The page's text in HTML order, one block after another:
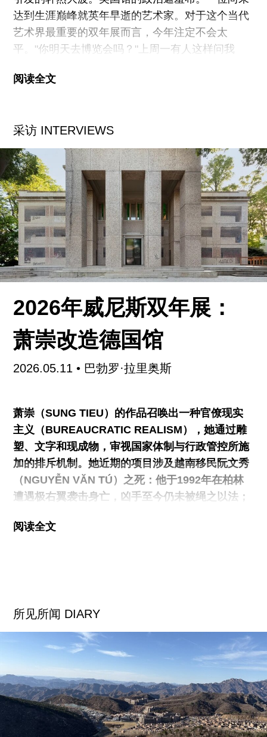
达到生涯巅峰就英年早逝的艺术家。对于这个当代
艺术界最重要的双年展而言，今年注定不会太
平。"你明天去博览会吗？"上周一有人这样问我
个艺术博览会（或者说，本不应该是）。同一天晚
而紧张的政治时刻（随时可能撞上抗议现场），双
年展已变得沉重而不堪负荷，像一块死沉的铁砣，
我们必须扛着它穿过花园展区（Giardini）。
但乌云密布之中仍有微光闪现——还有倾盆而下的
酸雨。众所周知，今年将不会颁发传统意义上的金
狮奖，但即便交由公众投票，他们恐怕也会把奖项
投给弗洛伦蒂娜·霍尔辛格（Florentina Holzinger）
的奥地利馆：这是我近年来看过最生猛、最奇特、
也最令人难忘的表演装置。过去十年间，霍尔辛格
从欧洲戏剧圈那个的“坏孩子”（但广受喜爱）逐渐
进入了当代艺术界这个新剧场。她的大型群体表演
通常持续数小时，演员多以裸体出演，充斥着特
技、极端身体行为、令人不安的独白，但也不乏意
外动人的轻盈与希望时刻。去年我在柏林人民剧院
阅读全文
采访 INTERVIEWS
2026年威尼斯双年展：
萧崇改造德国馆
2026.05.11• 巴勃罗·拉里奥斯
萧崇（SUNG TIEU）的作品召唤出一种官僚现实
主义（BUREAUCRATIC REALISM），她通过雕
塑、文字和现成物，审视国家体制与行政管控所施
加的排斥机制。她近期的项目涉及越南移民阮文秀
（NGUYỄN VĂN TÚ）之死：他于1992年在柏林
遭遇极右翼袭击身亡，凶手至今仍未被绳之以法；
柏林KW当代艺术中心的董事会增设了一个新席
数百万块马赛克砖覆盖了这座具有法西斯建筑风格
的展馆外立面，将其改造为她小时候曾居住过的那
座遍布涂鸦、如今即将被拆除的柏林住宅楼。
1992年，柏林墙倒塌不久，我从越南来到德国。我
们最初住在德累斯顿附近的弗赖塔尔。父亲比我们
早一步到，1987年就开始在东德的一家钢铁厂工
作。当时越南非常贫穷，他便选择来到德意志民主
阅读全文
所见所闻 DIARY